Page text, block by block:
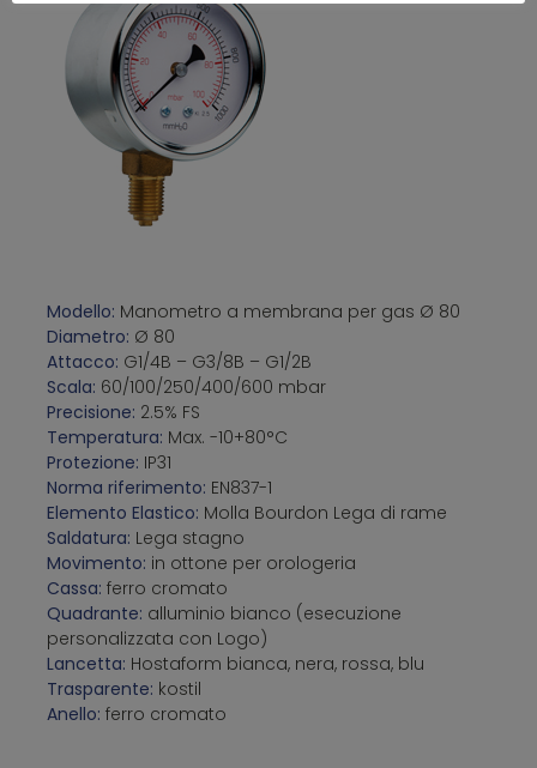
Modello: Manometro a membrana per gas Ø 80
Diametro: Ø 80
Attacco: G1/4B – G3/8B – G1/2B
Scala: 60/100/250/400/600 mbar
Precisione: 2.5% FS
Temperatura: Max. -10+80°C
Protezione: IP31
Norma riferimento: EN837-1
Elemento Elastico: Molla Bourdon Lega di rame
Saldatura: Lega stagno
Movimento: in ottone per orologeria
Cassa: ferro cromato
Quadrante: alluminio bianco (esecuzione
personalizzata con Logo)
Lancetta: Hostaform bianca, nera, rossa, blu
Trasparente: kostil
Anello: ferro cromato